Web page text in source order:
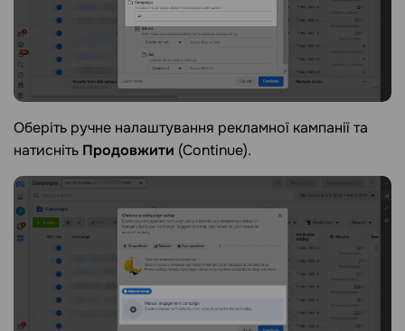
Оберіть ручне налаштування рекламної кампанії та
натисніть Продовжити (Continue).